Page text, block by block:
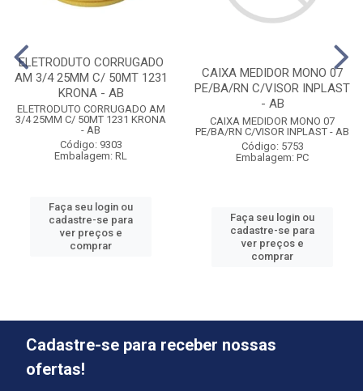
ELETRODUTO CORRUGADO
AM 3/4 25MM C/ 50MT 1231
KRONA - AB
ELETRODUTO CORRUGADO AM
3/4 25MM C/ 50MT 1231 KRONA
- AB
Código: 9303
Embalagem: RL
Faça seu login ou
cadastre-se para
ver preços e
comprar
CAIXA MEDIDOR MONO 07
PE/BA/RN C/VISOR INPLAST
- AB
CAIXA MEDIDOR MONO 07
PE/BA/RN C/VISOR INPLAST - AB
Código: 5753
Embalagem: PC
Faça seu login ou
cadastre-se para
ver preços e
comprar
Cadastre-se para receber nossas
ofertas!